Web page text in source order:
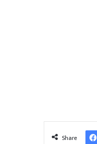
Share